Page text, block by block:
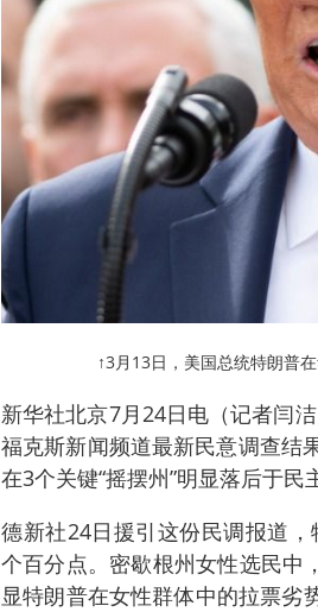
↑3月13日，美国总统特朗普
新华社北京7月24日电（记者闫
福克斯新闻频道最新民意调查结
在3个关键“摇摆州”明显落后于民
德新社24日援引这份民调报道
个百分点。密歇根州女性选民中
显特朗普在女性群体中的拉票劣